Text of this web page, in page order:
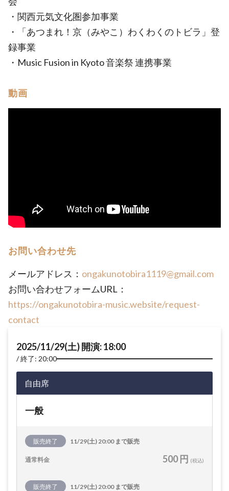
・関西元気文化圏参加事業
・「あつまれ！京（みやこ）わくわくのトビラ」登
録事業
・Music Fusion in Kyoto 音楽祭 連携事業
動画
お問い合わせ先
メールアドレス： ongakunotobira1119@gmail.com
お問い合わせフォームURL：
https://ongakunotobira-music.website/request-
contact
2025/11/29(土) 開演: 18:00
終了: 20:00
自由席
一般
販売終了 11/29(土) 20:00 まで販売
通常料金 500 円 (税込)
販売終了 11/29(土) 20:00 まで販売